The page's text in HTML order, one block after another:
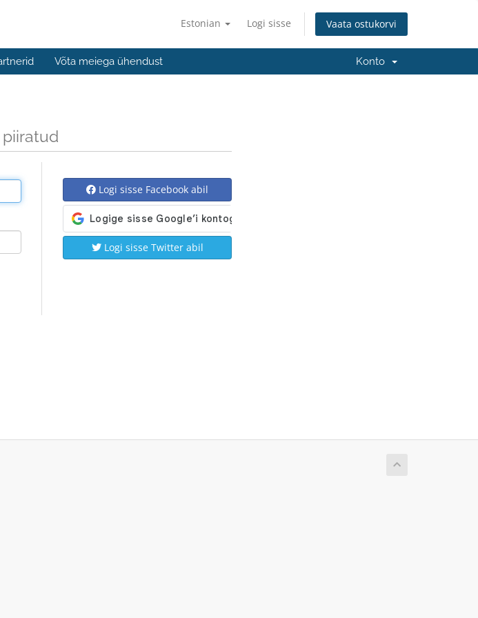
Estonian Logi sisse Vaata ostukorvi
Võta meiega ühendust Konto
Logi sisse Facebook abil
Logi sisse Twitter abil